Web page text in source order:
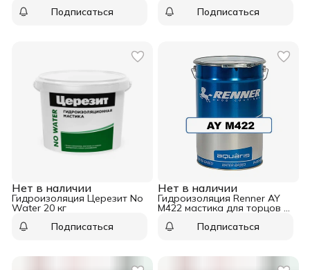
Подписаться Подписаться
Нет в наличии
Гидроизоляция Церезит No
Water 20 кг
Подписаться
Нет в наличии
Гидроизоляция Renner AY
M422 мастика для торцов 5
Подписаться